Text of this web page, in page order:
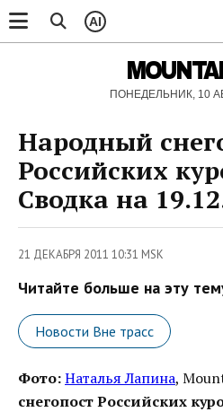
AI
ПОНЕДЕЛЬНИК, 10
Народный
Российских
Сводка на
21 ДЕКАБРЯ 2011 10:31 MSK
Читайте больше на эту
Новости Вне трасс
Фото:Наталья Лапина,
снегопост Российских